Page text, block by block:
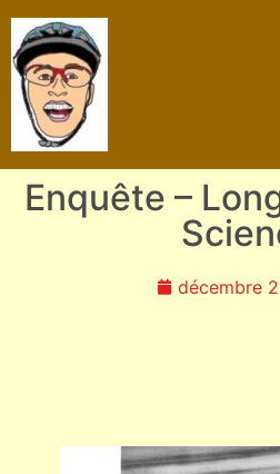
Enquête –
décembre